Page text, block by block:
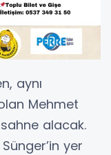
aynı
Mehmet
alacak.
yer